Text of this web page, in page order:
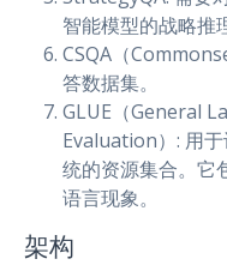
智能模型的战略推
CSQA（
答数据集。
GLUE（General
Evaluation）: 用
统的资源集合。它
语言现象。
架构